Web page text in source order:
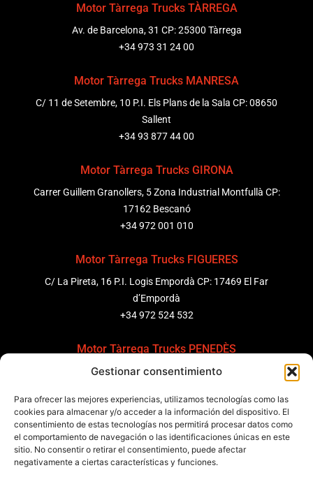
Gestionar consentimiento
Para ofrecer las mejores experiencias, utilizamos tecnologías como las
cookies para almacenar y/o acceder a la información del dispositivo. El
consentimiento de estas tecnologías nos permitirá procesar datos como
el comportamiento de navegación o las identificaciones únicas en este
sitio. No consentir o retirar el consentimiento, puede afectar
negativamente a ciertas características y funciones.
Motor Tàrrega Trucks TÀRREGA
Av. de Barcelona, 31 CP: 25300 Tàrrega
+34 973 31 24 00
Motor Tàrrega Trucks MANRESA
C/ 11 de Setembre, 10 P.I. Els Plans de la Sala CP: 08650
Sallent
+34 93 877 44 00
Motor Tàrrega Trucks GIRONA
Carrer Guillem Granollers, 5 Zona Industrial Montfullà CP:
17162 Bescanó
+34 972 001 010
Motor Tàrrega Trucks FIGUERES
C/ La Pireta, 16 P.I. Logis Empordà CP: 17469 El Far
d’Empordà
+34 972 524 532
Motor Tàrrega Trucks PENEDÈS
C/ Ponent 8, Pol. Ind. Sant Pere Molanta, CP: 08799
+34 931 69 11 91
Motor Tàrrega Trucks BARCELONA
Zona Franca, Carrer E, s/n 08040 Barcelona, España